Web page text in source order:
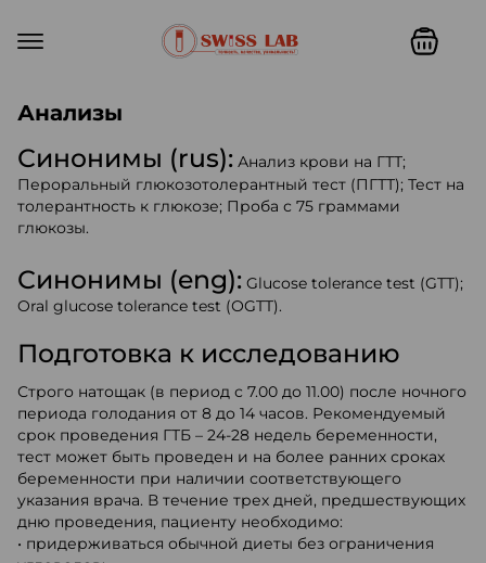
Анализы
Синонимы (rus): Анализ крови на ГТТ;
Пероральный глюкозотолерантный тест (ПГТТ); Тест на
толерантность к глюкозе; Проба с 75 граммами
глюкозы.
Синонимы (eng): Glucose tolerance test (GTT);
Oral glucose tolerance test (ОGTT).
Подготовка к исследованию
Строго натощак (в период с 7.00 до 11.00) после ночного
периода голодания от 8 до 14 часов. Рекомендуемый
срок проведения ГТБ – 24-28 недель беременности,
тест может быть проведен и на более ранних сроках
беременности при наличии соответствующего
указания врача. В течение трех дней, предшествующих
дню проведения, пациенту необходимо:
• придерживаться обычной диеты без ограничения